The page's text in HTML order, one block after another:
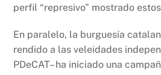
perfil “represivo” mostrado
En paralelo, la burguesía
rendido a las veleidades
PDeCAT– ha iniciado una